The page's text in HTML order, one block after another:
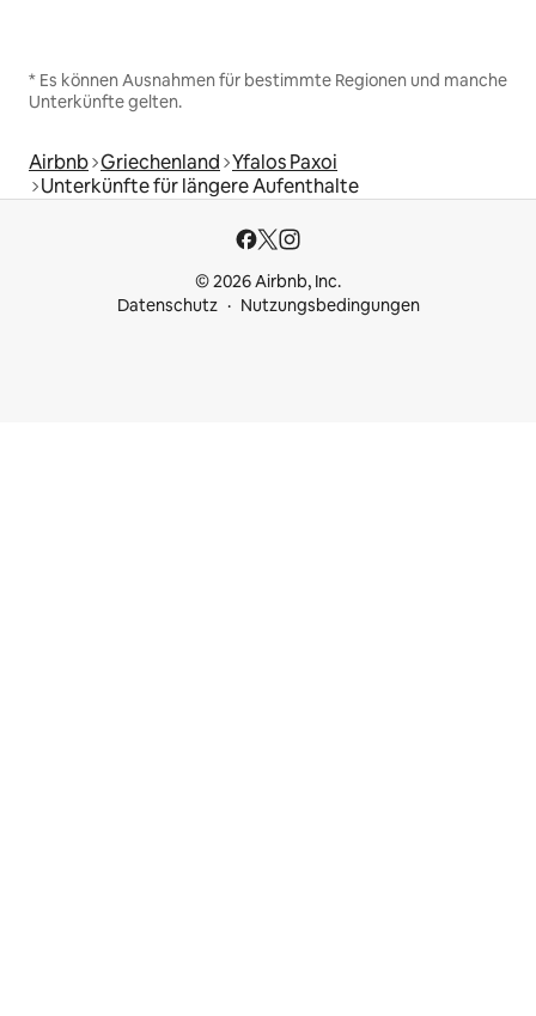
* Es können Ausnahmen für bestimmte Regionen und manche
Unterkünfte gelten.
Airbnb Griechenland Yfalos Paxoi
Unterkünfte für längere Aufenthalte
© 2026 Airbnb, Inc.
Datenschutz
Nutzungsbedingungen